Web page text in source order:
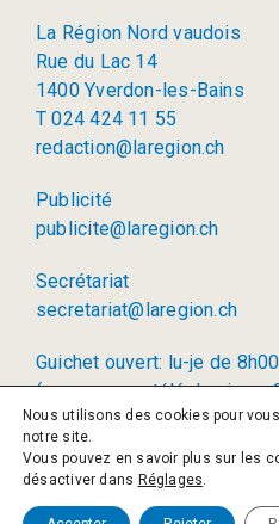
La Région Nord vaudois
Rue du Lac 14
1400 Yverdon-les-Bains
T 024 424 11 55
redaction@laregion.ch
Publicité
publicite@laregion.ch
Secrétariat
secretariat@laregion.ch
Guichet ouvert: lu-je de
(permanence téléphonique:
17h00)
© 2026 La Région SA
Nous utilisons des cookies pour
notre site.
Vous pouvez en savoir plus sur les
désactiver dans Réglages.